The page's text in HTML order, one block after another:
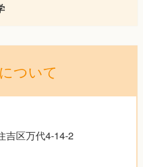
ついて
吉区万代4-14-2